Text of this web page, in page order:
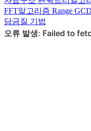
FFT알고리즘 Range GCD
담금질 기법